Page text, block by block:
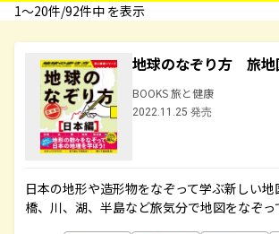
1〜20件/92件中 を表示
地球のなぞり方 旅
BOOKS 旅と健康
2022.11.25 発売
日本の地形や造形物をなぞって学ぶ新しい
橋、川、湖、半島など旅気分で地図をなぞっ